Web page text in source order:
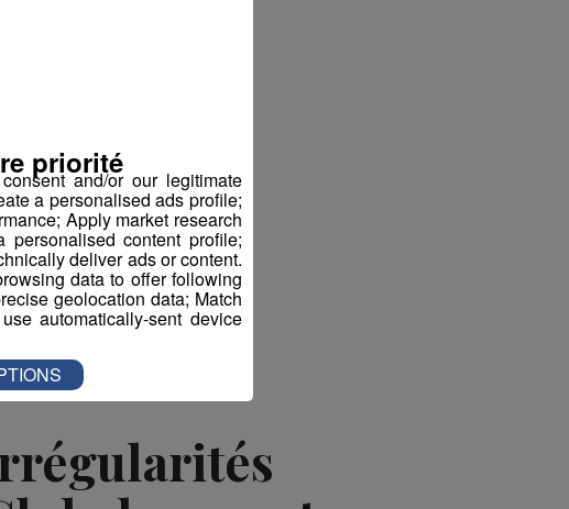
and/or our legitimate
a personalised ads profile;
Apply market research
content profile;
deliver ads or content.
data to offer following
geolocation data; Match
automatically-sent device
priorité